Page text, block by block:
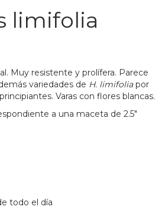
limifolia
Muy resistente y prolífera. Parece
variedades de H. limifoliapor
Varas con flores blancas.
a una maceta de 2.5"
todo el día